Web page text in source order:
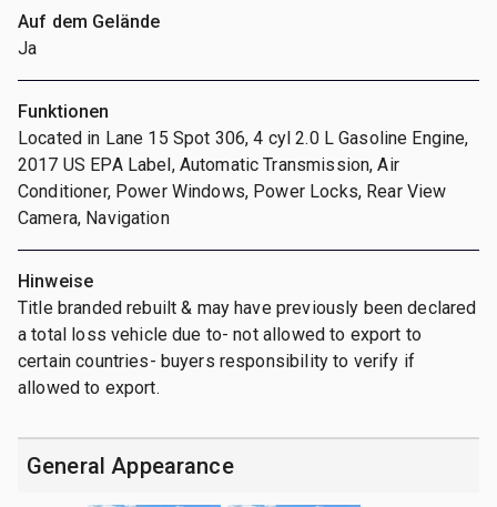
Auf dem Gelände
Ja
Funktionen
Located in Lane 15 Spot 306, 4 cyl 2.0 L Gasoline Engine,
2017 US EPA Label, Automatic Transmission, Air
Conditioner, Power Windows, Power Locks, Rear View
Camera, Navigation
Hinweise
Title branded rebuilt & may have previously been declared
a total loss vehicle due to- not allowed to export to
certain countries- buyers responsibility to verify if
allowed to export.
General Appearance